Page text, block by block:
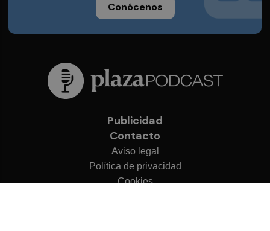
Conócenos
Publicidad
Contacto
Aviso legal
Política de privacidad
Cookies